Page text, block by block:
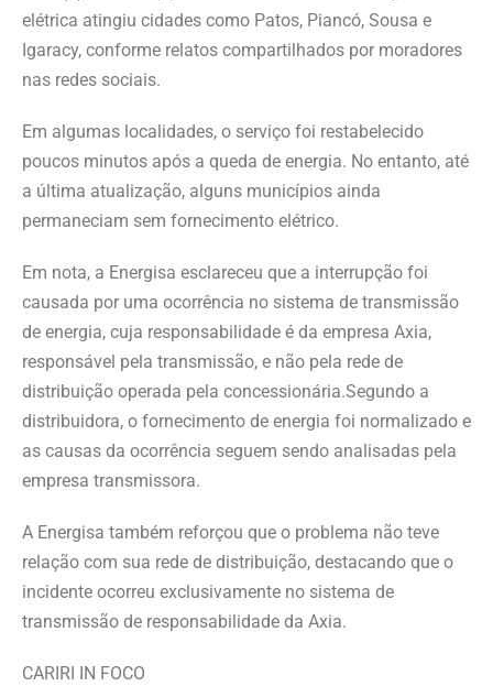
elétrica atingiu cidades como Patos, Piancó, Sousa e
Igaracy, conforme relatos compartilhados por moradores
nas redes sociais.
Em algumas localidades, o serviço foi restabelecido
poucos minutos após a queda de energia. No entanto, até
a última atualização, alguns municípios ainda
permaneciam sem fornecimento elétrico.
Em nota, a Energisa esclareceu que a interrupção foi
causada por uma ocorrência no sistema de transmissão
de energia, cuja responsabilidade é da empresa Axia,
responsável pela transmissão, e não pela rede de
distribuição operada pela concessionária.Segundo a
distribuidora, o fornecimento de energia foi normalizado e
as causas da ocorrência seguem sendo analisadas pela
empresa transmissora.
A Energisa também reforçou que o problema não teve
relação com sua rede de distribuição, destacando que o
incidente ocorreu exclusivamente no sistema de
transmissão de responsabilidade da Axia.
CARIRI IN FOCO